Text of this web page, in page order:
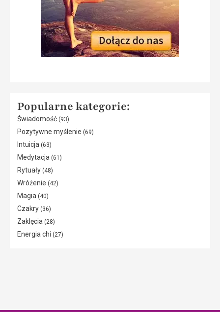
Popularne kategorie:
Świadomość (93)
Pozytywne myślenie (69)
Intuicja (63)
Medytacja (61)
Rytuały (48)
Wróżenie (42)
Magia (40)
Czakry (36)
Zaklęcia (28)
Energia chi (27)